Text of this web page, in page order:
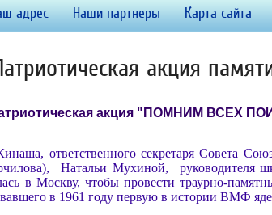
адрес Наши партнеры Карта сайта
акция
акция "ПОМНИМ ВСЕХ
ответственного секретаря Совета
Натальи Мухиной, руководителя
в Москву, чтобы провести траурно-
в 1961 году первую в истории ВМФ